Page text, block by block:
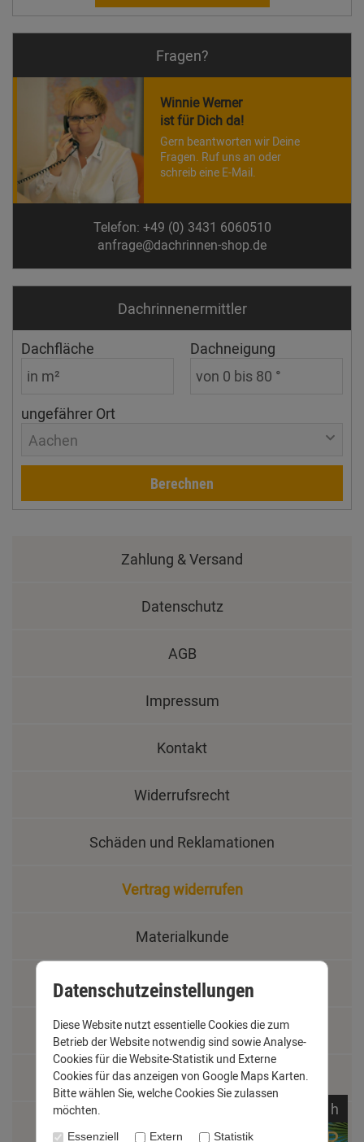
Fragen?
Winnie Werner
ist für Dich da!
Gern beantworten wir Deine
Fragen. Ruf uns an oder
schreib eine E-Mail.
Telefon: +49 (0) 3431 6060510
anfrage@dachrinnen-shop.de
Dachrinnen­ermittler
Dachfläche Dachneigung
ungefährer Ort
Aachen
Berechnen
Zahlung & Versand
Datenschutz
AGB
Impressum
Kontakt
Widerrufsrecht
Schäden und Reklamationen
Vertrag widerrufen
Materialkunde
Fachbegriffe
Jobs
Montage und Installationshilfen
h
Datenschutzeinstellungen
Diese Website nutzt essentielle Cookies die zum
Betrieb der Website notwendig sind sowie Analyse-
Cookies für die Website-Statistik und Externe
Cookies für das anzeigen von Google Maps Karten.
Bitte wählen Sie, welche Cookies Sie zulassen
möchten.
Essenziell Extern Statistik